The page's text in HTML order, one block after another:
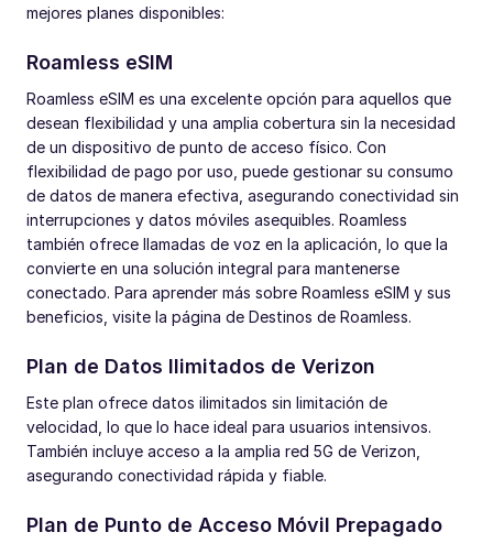
mejores planes disponibles:
Roamless eSIM
Roamless eSIM es una excelente opción para aquellos que
desean flexibilidad y una amplia cobertura sin la necesidad
de un dispositivo de punto de acceso físico. Con
flexibilidad de pago por uso, puede gestionar su consumo
de datos de manera efectiva, asegurando conectividad sin
interrupciones y datos móviles asequibles. Roamless
también ofrece llamadas de voz en la aplicación, lo que la
convierte en una solución integral para mantenerse
conectado. Para aprender más sobre Roamless eSIM y sus
beneficios, visite la página de Destinos de Roamless.
Plan de Datos Ilimitados de Verizon
Este plan ofrece datos ilimitados sin limitación de
velocidad, lo que lo hace ideal para usuarios intensivos.
También incluye acceso a la amplia red 5G de Verizon,
asegurando conectividad rápida y fiable.
Plan de Punto de Acceso Móvil Prepagado